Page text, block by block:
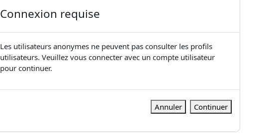
Connexion requise
Les utilisateurs anonymes ne peuvent pas consulter les profils
utilisateurs. Veuillez vous connecter avec un compte utilisateur
pour continuer.
Annuler Continuer